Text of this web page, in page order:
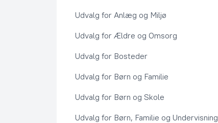
Udvalg for Anlæg og Miljø
Udvalg for Ældre og Omsorg
Udvalg for Bosteder
Udvalg for Børn og Familie
Udvalg for Børn og Skole
Udvalg for Børn, Familie og Undervisning